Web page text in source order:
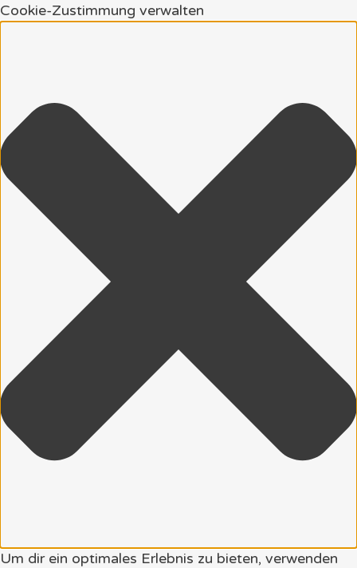
Cookie-Zustimmung verwalten
Um dir ein optimales Erlebnis zu bieten, verwenden